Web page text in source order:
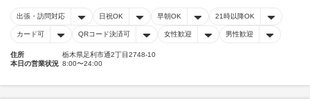
出張・訪問対応 日祝OK 早朝OK 21時以降OK
カード可 QRコード決済可 女性歓迎 男性歓迎
住所
栃木県足利市通2丁目2748-10
本日の営業状況 8:00〜24:00